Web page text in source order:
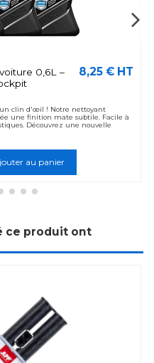
0,6L –
8,25 € HT
un clin d'œil ! Notre nettoyant
une finition mate subtile. Facile à
Découvrez une nouvelle
au panier
ce produit ont